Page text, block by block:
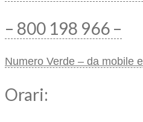
– 800 198 966 –
Numero Verde – da mobile
Orari: